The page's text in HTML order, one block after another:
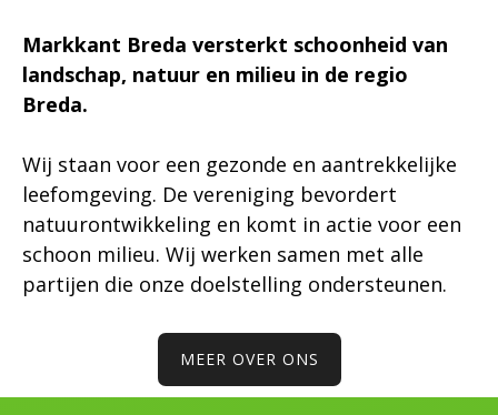
Markkant Breda versterkt schoonheid van
landschap, natuur en milieu in de regio
Breda.
Wij staan voor een gezonde en aantrekkelijke
leefomgeving. De vereniging bevordert
natuurontwikkeling en komt in actie voor een
schoon milieu. Wij werken samen met alle
partijen die onze doelstelling ondersteunen.
MEER OVER ONS